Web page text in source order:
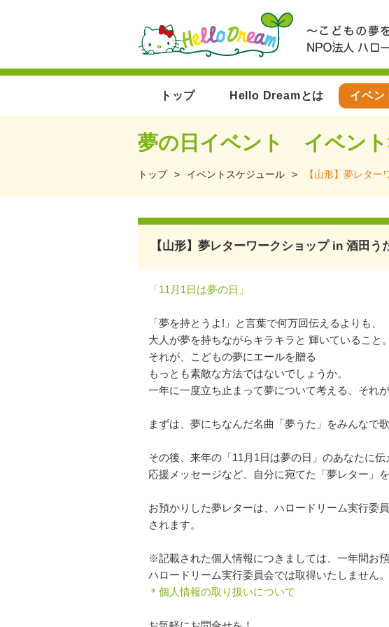
トップ Hello Dreamとは イベン
夢の日イベント イベン
トップ > イベントスケジュール > 【山形】夢レタ
【山形】夢レターワークショップ in 酒田う
「11月1日は夢の日」
「夢を持とうよ!」と言葉で何万回伝えるよりも、
大人が夢を持ちながらキラキラと 輝いていること。
それが、こどもの夢にエールを贈る
もっとも素敵な方法ではないでしょうか。
一年に一度立ち止まって夢について考える、それが
まずは、夢にちなんだ名曲「夢うた」をみんなで
その後、来年の「11月1日は夢の日」のあなたに伝
応援メッセージなど、自分に宛てた「夢レター」
お預かりした夢レターは、ハロードリーム実行委
されます。
※記載された個人情報につきましては、一年間お
ハロードリーム実行委員会では取得いたしません。
＊個人情報の取り扱いについて